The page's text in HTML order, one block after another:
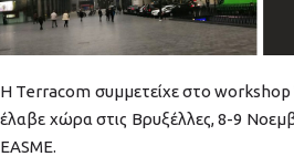
Η Terracom συμμετείχε στο
έλαβε χώρα στις Βρυξέλλες, 8-9
EASME.